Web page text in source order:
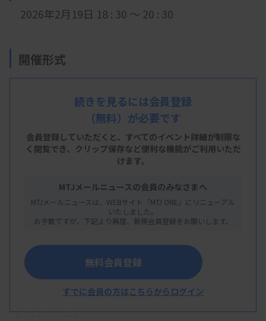
2026年2月19日 18 : 30 ～ 20 : 30
開催形式
現地開催 +LIVE配信
兵臨技研修センター
主 催
概 要
【プログラム】
続きを見るには会員登録
（無料）が必要です
会員登録していただくと、すべてのイベント詳細が制限な
く閲覧でき、 クリップ保存など便利な機能がご利用いただ
けます。
MTJメールニュースの会員のみなさまへ
MTJメールニュースは、WEBサイト「MTJ ONE」にリニューアル
いたしました。
お手数ですが、下記より再度、新規会員登録をお願いします。
無料会員登録
すでに会員の方はこちらからログイン